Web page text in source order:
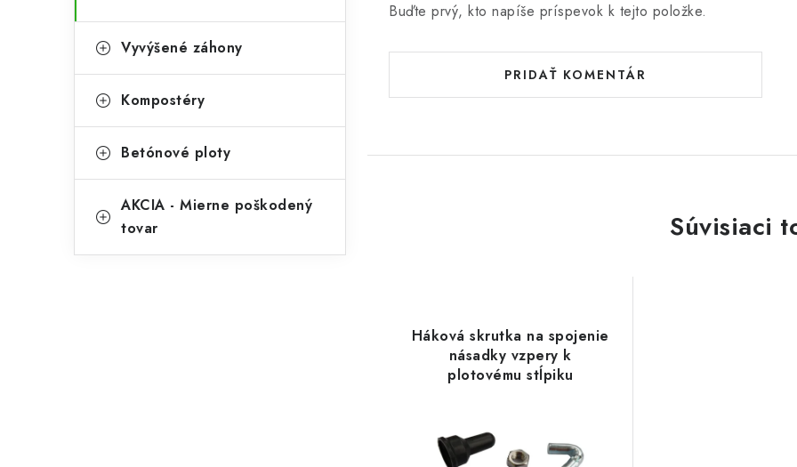
Vyvýšené záhony
Kompostéry
Betónové ploty
AKCIA - Mierne poškodený
tovar
Buďte prvý, kto napíše príspevok k tejto položke.
PRIDAŤ KOMENTÁR
Súvisiaci
Háková skrutka na spojenie
násadky vzpery k
plotovému stĺpiku